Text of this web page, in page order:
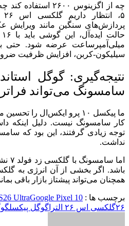
پردازش‌های سنگین مانند ویرایش
میلی‌آمپرساعت عرضه شود. حتی
سیلیکون-کربن، افزایش ظرفیت
نتیجه‌گیری: گوگل
سامسونگ می‌تواند
ما پیکسل ۱۰ پرو ایکس‌ال را
توجه زیادی گرفتند، این بود که
نداشت.
اما
همچنان می‌تواند پیشتاز بازار باقی
برچسب ها : UltraGoogle Pixel 10
۲۶گلکسی اس ۲۶ الترا گوگل پیکسل